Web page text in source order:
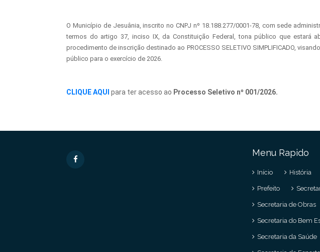
O Município de Jesuânia, inscrito no CNPJ nº 18.188.277/0001-78, com sede
termos do artigo 37, inciso IX, da Constituição Federal, tona público que estará
procedimento de inscrição destinado ao PROCESSO SELETIVO SIMPLIFICADO,
público para o exercício de 2026.
CLIQUE AQUI para ter acesso ao Processo Seletivo nº 001/2026.
Menu Rapido
Início História
Prefeito
Secretaria de Obras
Secretaria do Bem
Secretaria da Saúde